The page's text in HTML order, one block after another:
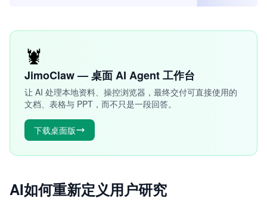
🦞
JimoClaw — 桌面 AI Agent 工作台
让 AI 处理本地资料、操控浏览器，最终交付可直接使用的
文档、表格与 PPT，而不只是一段回答。
下载桌面版
AI如何重新定义用户研究